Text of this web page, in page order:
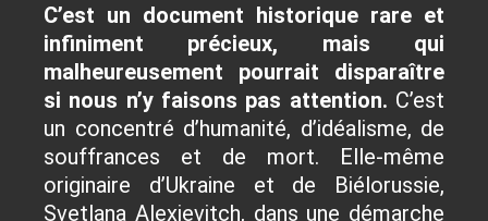
C’est un document historique rare et
infiniment précieux, mais qui
malheureusement pourrait disparaître
si nous n’y faisons pas attention. C’est
un concentré d’humanité, d’idéalisme, de
souffrances et de mort. Elle-même
originaire d’Ukraine et de Biélorussie,
Svetlana Alexievitch, dans une démarche